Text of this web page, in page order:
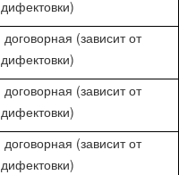
дифектовки)
договорная (зависит от
дифектовки)
договорная (зависит от
дифектовки)
договорная (зависит от
дифектовки)